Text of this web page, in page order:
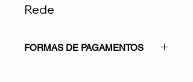
Rede
FORMAS DE PAGAMENTOS